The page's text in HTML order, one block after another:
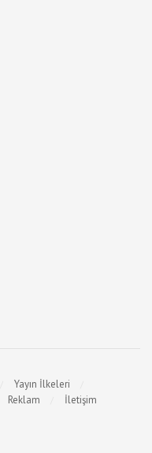
Yayın İlkeleri
Reklam İletişim